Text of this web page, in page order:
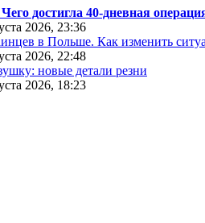
достигла 40-дневная
2026, 23:36
в Польше. Как изменить
2026, 22:48
новые детали резни
2026, 18:23